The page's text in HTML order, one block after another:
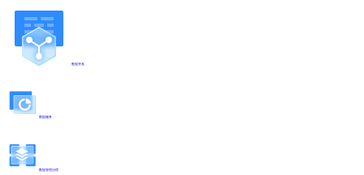
数据开发
数据服务
数据管理治理